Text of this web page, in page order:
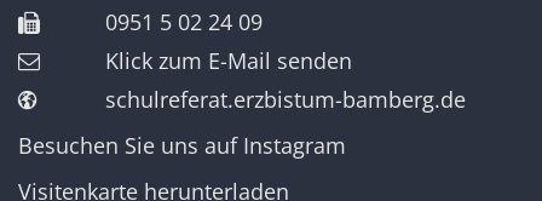
0951 5 02 24 09
Klick zum E-Mail senden
schulreferat.erzbistum-bamberg.de
Besuchen Sie uns auf Instagram
Visitenkarte herunterladen